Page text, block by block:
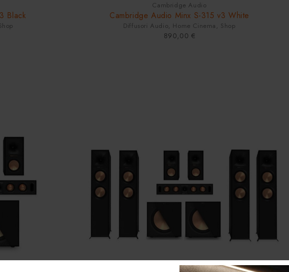
Black
Cambridge Audio
Cambridge Audio Minx S-315 v3 White
Diffusori Audio Home Cinema Shop
890,00 €